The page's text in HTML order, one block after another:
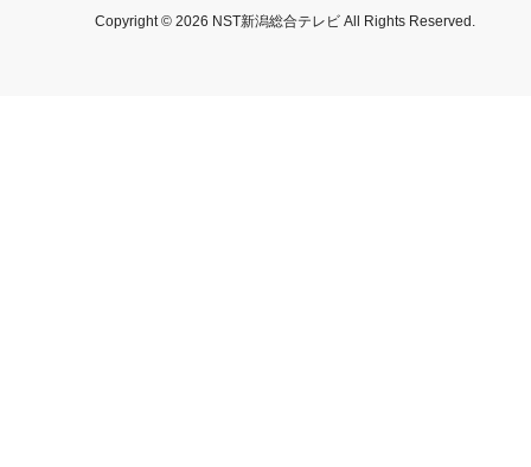
Copyright © 2026 NST新潟総合テレビ All Rights Reserved.